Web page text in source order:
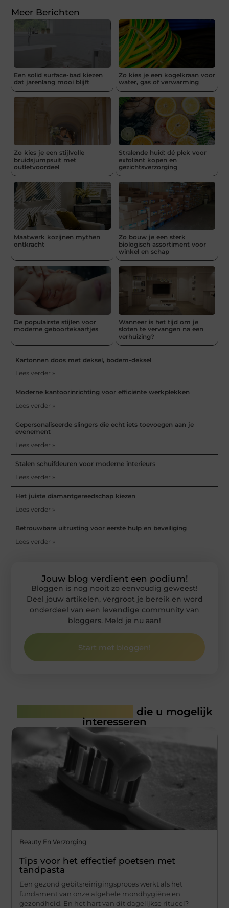
Meer Berichten
Een solid surface-bad kiezen
dat jarenlang mooi blijft
Zo kies je een kogelkraan voor
water, gas of verwarming
Zo kies je een stijlvolle
bruidsjumpsuit met
outletvoordeel
Stralende huid: dé plek voor
exfoliant kopen en
gezichtsverzorging
Maatwerk kozijnen mythen
ontkracht
Zo bouw je een sterk
biologisch assortiment voor
winkel en schap
De populairste stijlen voor
moderne geboortekaartjes
Wanneer is het tijd om je
sloten te vervangen na een
verhuizing?
Kartonnen doos met deksel, bodem-deksel
Lees verder »
Moderne kantoorinrichting voor efficiënte werkplekken
Lees verder »
Gepersonaliseerde slingers die echt iets toevoegen aan je
evenement
Lees verder »
Stalen schuifdeuren voor moderne interieurs
Lees verder »
Het juiste diamantgereedschap kiezen
Lees verder »
Betrouwbare uitrusting voor eerste hulp en beveiliging
Lees verder »
Jouw blog verdient een podium!
Bloggen is nog nooit zo eenvoudig geweest!
Deel jouw artikelen, vergroot je bereik en word
onderdeel van een levendige community van
bloggers. Meld je nu aan!
Start met bloggen!
die u mogelijk
interesseren
Beauty En Verzorging
Tips voor het effectief poetsen met
tandpasta
Een gezond gebitsreinigingsproces werkt als het
fundament van onze algehele mondhygiëne en
gezondheid. En het hart van dit dagelijkse ritueel?